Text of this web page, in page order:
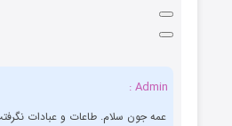
Admin :
عمه جون سلام. طاعات و عبادات